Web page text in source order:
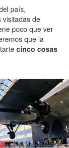
país,
visitadas de
poco que ver
que la
cinco cosas